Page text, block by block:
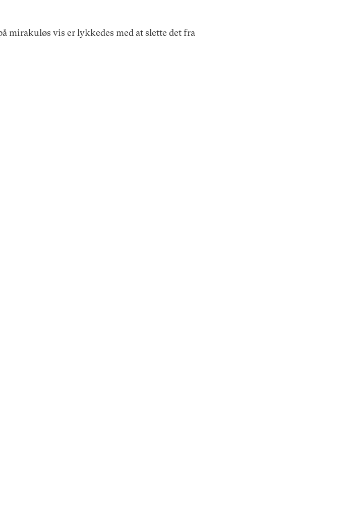
mirakuløs vis er lykkedes med at slette det fra